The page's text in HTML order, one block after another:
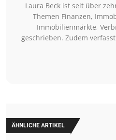
Laura Beck ist seit über
Themen Finanzen,
Immobilienmärkte,
geschrieben. Zudem
ÄHNLICHE ARTIKEL